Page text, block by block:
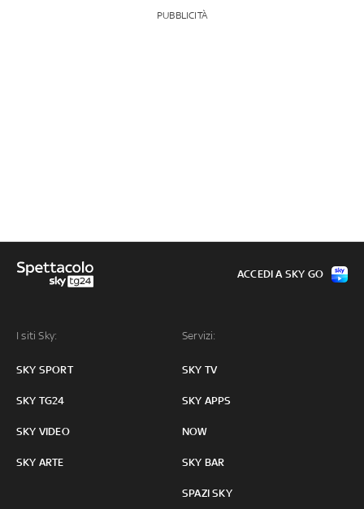
PUBBLICITÀ
I siti Sky:
SKY SPORT
SKY TG24
SKY VIDEO
SKY ARTE
Servizi:
SKY TV
SKY APPS
NOW
SKY BAR
SPAZI SKY
ACCEDI A SKY GO